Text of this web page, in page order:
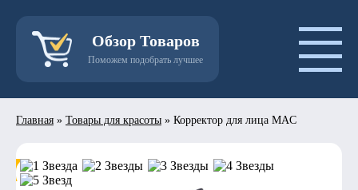
Обзор Товаров
Поможем подобрать лучшее
Главная » Товары для красоты » Корректор для лица MAC
- 50%